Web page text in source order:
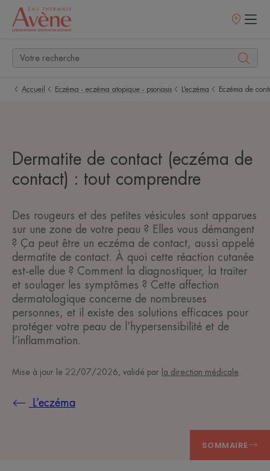
Points
Accueil Eczéma - eczéma atopique - psoriasis L’eczéma Eczéma de
Dermatite de contact (eczéma de
contact) : tout comprendre
Des rougeurs et des petites vésicules sont apparues
sur une zone de votre peau ? Elles vous démangent
? Ça peut être un eczéma de contact, aussi appelé
dermatite de contact. À quoi cette réaction cutanée
est-elle due ? Comment la diagnostiquer, la traiter
et soulager les symptômes ? Cette affection
dermatologique concerne de nombreuses
personnes, et il existe des solutions efficaces pour
protéger votre peau de l’hypersensibilité et de
l’inflammation.
Mise à jour le 22/07/2026 , validé par la direction médicale
L’eczéma
SOMMAIRE